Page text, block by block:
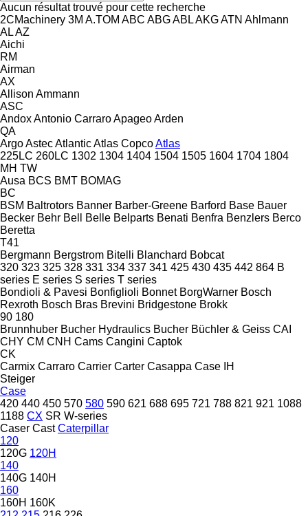
Aucun résultat trouvé pour cette recherche
2CMachinery 3M A.TOM ABC ABGABLAKGATN Ahlmann
ALAZ
Aichi
RM
Airman
AX
Allison Ammann
ASC
AndoxAntonio CarraroApageoArden
QA
ArgoAstecAtlanticAtlas CopcoAtlas
225LC 260LC 1302 1304 1404 1504 1505 1604 1704 1804
MH TW
Ausa BCS BMT BOMAG
BC
BSM Baltrotors Banner Barber-Greene Barford Base Bauer
Becker Behr Bell Belle Belparts Benati Benfra Benzlers Berco
Beretta
T41
Bergmann Bergstrom Bitelli Blanchard Bobcat
320 323 325 328 331 334 337 341 425 430 435 442 864 B
series E series S series T series
Bondioli & Pavesi Bonfiglioli Bonnet BorgWarner Bosch
Rexroth Bosch Bras Brevini Bridgestone Brokk
90 180
Brunnhuber Bucher Hydraulics Bucher Büchler & Geiss CAI
CHY CM CNH Cams Cangini Captok
CK
Carmix Carraro Carrier Carter Casappa Case IH
Steiger
Case
420 440 450 570 580 590 621 688 695 721 788 821 921 1088
1188 CX SR W-series
Caser Cast Caterpillar
120
120G 120H
140
140G 140H
160
160H 160K